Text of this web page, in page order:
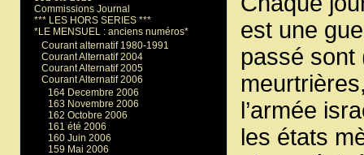
est une
passé sont
l’armée
les états
Commissions Journal
*** LES HORS SERIES ***
*LE MENSUEL : anciens numéros*
Courant alternatif 1980-1991
Courant Alternatif 2004
Courant Alternatif 2005
Courant Alternatif 2006
164 Decembre 2006
163 Novembre 2006
162 Octobre 2006
161 été 2006
160 Juin 2006
159 Mai 2006